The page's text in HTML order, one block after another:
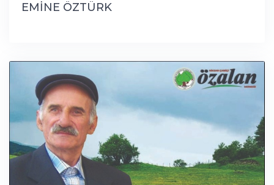
EMİNE ÖZTÜRK